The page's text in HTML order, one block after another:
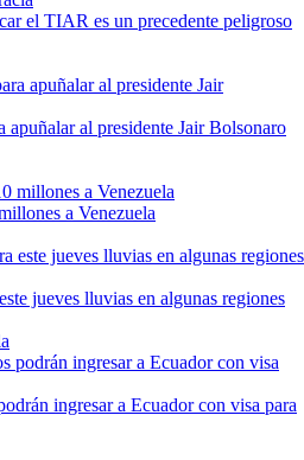
el TIAR es un precedente peligroso
al presidente Jair Bolsonaro
a Venezuela
jueves lluvias en algunas regiones
ingresar a Ecuador con visa para